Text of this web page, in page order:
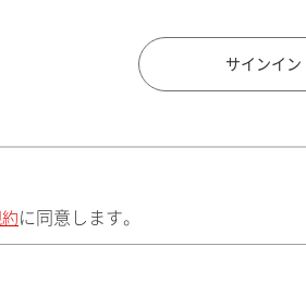
サインイン
に同意します。